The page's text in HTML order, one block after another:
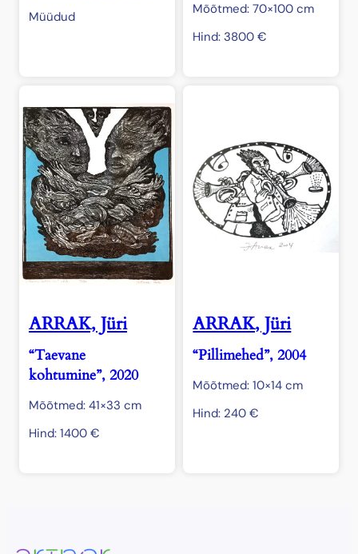
Müüdud
Mõõtmed: 70×100 cm
Hind:3800€
ARRAK, Jüri
“Taevane
kohtumine”, 2020
Mõõtmed: 41×33 cm
Hind: 1400 €
ARRAK, Jüri
“Pillimehed”, 2004
Mõõtmed: 10×14 cm
Hind: 240€